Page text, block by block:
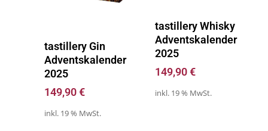
tastillery Gin
Adventskalender
2025
149,90€
inkl. 19 % MwSt.
tastillery Whisky
Adventskalender
2025
149,90€
inkl. 19 % MwSt.